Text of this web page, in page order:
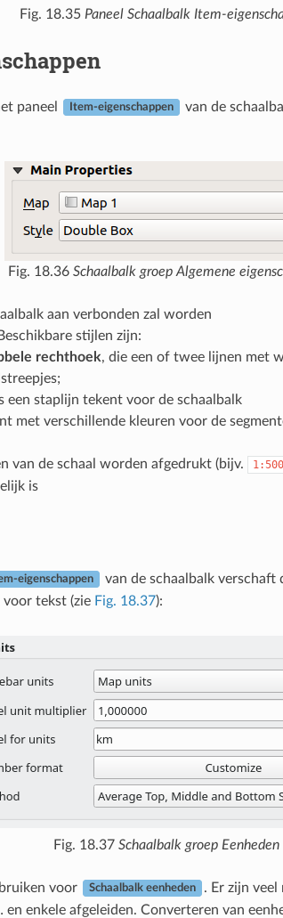
Fig. 18.35 Paneel Schaalbalk Item-
paneel Item-eigenschappen van de
Fig. 18.36 Schaalbalk groep Algemene
aan verbonden zal worden
stijlen zijn:
rechthoek, die een of twee lijnen met
een staplijn tekent voor de schaalbalk
met verschillende kleuren voor de
van de schaal worden afgedrukt (bijv.
is
eigenschappen
van de schaalbalk
voor tekst (zie Fig. 18.37):
Fig. 18.37 Schaalbalk groep Eenheden
voor Schaalbalk eenheden . Er zijn veel
en enkele afgeleiden. Converteren van